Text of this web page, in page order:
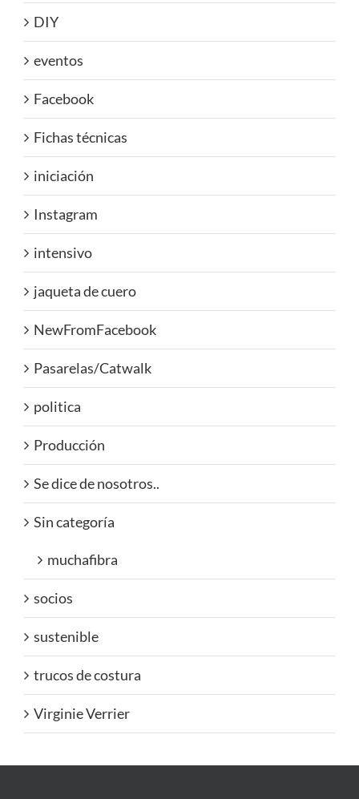
DIY
eventos
Facebook
Fichas técnicas
iniciación
Instagram
intensivo
jaqueta de cuero
NewFromFacebook
Pasarelas/Catwalk
politica
Producción
Se dice de nosotros..
Sin categoría
muchafibra
socios
sustenible
trucos de costura
Virginie Verrier